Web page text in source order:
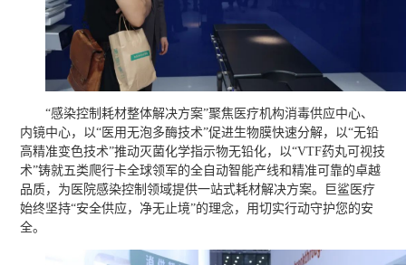
“感染控制耗材整体解决方案”聚焦医疗机构消毒供应中心、
内镜中心，以“医用无泡多酶技术”促进生物膜快速分解，以“无铅
高精准变色技术”推动灭菌化学指示物无铅化，以“VTF药丸可视技
术”铸就五类爬行卡全球领军的全自动智能产线和精准可靠的卓越
品质，为医院感染控制领域提供一站式耗材解决方案。巨鲨医疗
始终坚持“安全供应，净无止境”的理念，用切实行动守护您的安
全。